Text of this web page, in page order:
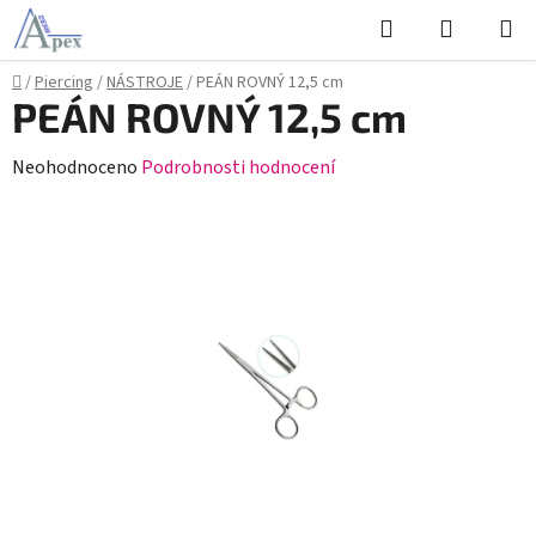
Přejít
na
obsah
Hledat
KOŠÍK
Domů
/Piercing /NÁSTROJE/PEÁN ROVNÝ 12,5 cm
PEÁN ROVNÝ 12,5 cm
Průměrné
Neohodnoceno Podrobnosti hodnocení